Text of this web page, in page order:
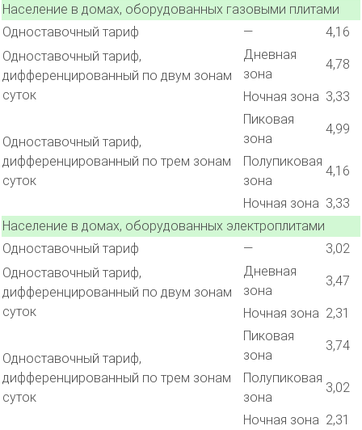
Население в домах, оборудованных газовыми плитами
Одноставочный тариф
—
4,16
Одноставочный тариф,
дифференцированный по двум зонам
суток
Дневная
зона
4,78
Ночная зона 3,33
Одноставочный тариф,
дифференцированный по трем зонам
суток
Пиковая
зона
4,99
Полупиковая
зона
4,16
Ночная зона 3,33
Население в домах, оборудованных электроплитами
Одноставочный тариф
—
3,02
Одноставочный тариф,
дифференцированный по двум зонам
суток
Дневная
зона
3,47
Ночная зона 2,31
Одноставочный тариф,
дифференцированный по трем зонам
суток
Пиковая
зона
3,74
Полупиковая
зона
3,02
Ночная зона 2,31